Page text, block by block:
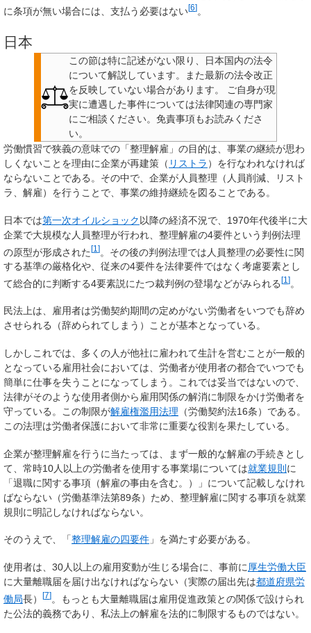
に条項が無い場合には、支払う必要はない[6]。
日本
この節は特に記述がない限り、日本国内の法令
について解説しています。また最新の法令改正
を反映していない場合があります。
ご自身が現
実に遭遇した事件については法律関連の専門家
にご相談ください。 免責事項もお読みくださ
い。
労働慣習で狭義の意味での「整理解雇 」の目的は、事業の継続が思わ
しくないことを理由に企業が再建策（ リストラ ）を行なわれなければ
ならないことである。その中で、企業が人員整理（人員削減、リスト
ラ、解雇）を行うことで、事業の維持継続を図ることである。
日本では第一次オイルショック以降の経済不況で、1970年代後半に大
企業で大規模な人員整理が行われ、整理解雇の4要件という判例法理
の原型が形成された[1 ]。その後の判例法理では人員整理の必要性に関
する基準の厳格化や、従来の4要件を法律要件ではなく考慮要素とし
て総合的に判断する4要素説にたつ裁判例の登場などがみられる [1 ] 。
民法上は、雇用者は労働契約期間の定めがない労働者をいつでも辞め
させられる（辞められてしまう）ことが基本となっている。
しかしこれでは、多くの人が他社に雇われて生計を営むことが一般的
となっている雇用社会においては、労働者が使用者の都合でいつでも
簡単に仕事を失うことになってしまう。これでは妥当ではないので、
法律がそのような使用者側から雇用関係の解消に制限をかけ労働者を
守っている。この制限が解雇権濫用法理 （労働契約法16条）である。
この法理は労働者保護において非常に重要な役割を果たしている。
企業が整理解雇を行うに当たっては、まず一般的な解雇の手続きとし
て、常時10人以上の労働者を使用する事業場については就業規則 に
「退職に関する事項（解雇の事由を含む。）」について記載しなけれ
ばならない（労働基準法第89条）ため、整理解雇に関する事項を就業
規則に明記しなければならない。
そのうえで、「整理解雇の四要件 」を満たす必要がある。
使用者は、30人以上の雇用変動が生じる場合に、事前に厚生労働大臣
に大量離職届を届け出なければならない（実際の届出先は都道府県労
働局長） [7]。もっとも大量離職届は雇用促進政策との関係で設けられ
た公法的義務であり、私法上の解雇を法的に制限するものではない。